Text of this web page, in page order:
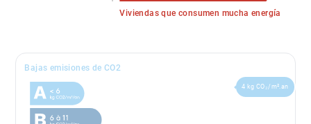
Viviendas que consumen mucha energía
Bajas emisiones de CO2
4 kg CO₂/m².an